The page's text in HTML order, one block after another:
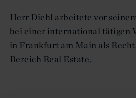
Herr Diehl arbeitete vor
bei einer international tätigen
in Frankfurt am Main als
Bereich Real Estate.